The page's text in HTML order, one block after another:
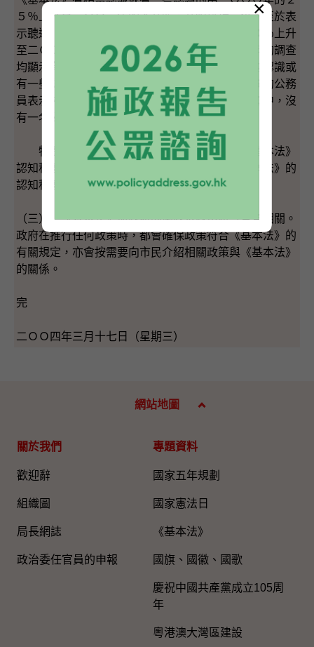
５％上升至二ＯＯ二年的４８％，升幅接近一倍。至於表
示聽過《基本法》的市民，則由二ＯＯＯ年的８０％上升
至二ＯＯ二年的９０％。二ＯＯＯ年及二ＯＯ二年的調查
均顯示有近八成的公務員表示對《基本法》有相當認識或
有一些認識。在二ＯＯＯ年的調查中，有０．３％的公務
員表示未聽過《基本法》；而在二ＯＯ二年的調查中，沒
有一名公務員表示未聽過《基本法》。
特區政府並沒有特別為資助機構員工進行《基本法》
認知程度的評估。但整體而言，香港社會對《基本法》的
認知程度是有所提升的。
（三） 《基本法》與政府的施政及政策釐訂息息相關。
政府在推行任何政策時，都會確保政策符合《基本法》的
有關規定，亦會按需要向市民介紹相關政策與《基本法》
的關係。
完
二ＯＯ四年三月十七日（星期三）
網站地圖
關於我們
歡迎辭
組織圖​
局長網誌
政治委任官員的申報
專題資料
國家五年規劃
國家憲法日
《基本法》
國旗、國徽、國歌
慶祝中國共產黨成立105周
年
粵港澳大灣區建設
×